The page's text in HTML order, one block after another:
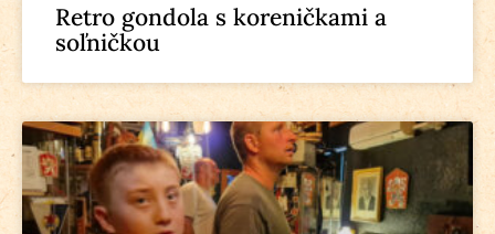
Retro gondola s koreničkami a
soľničkou